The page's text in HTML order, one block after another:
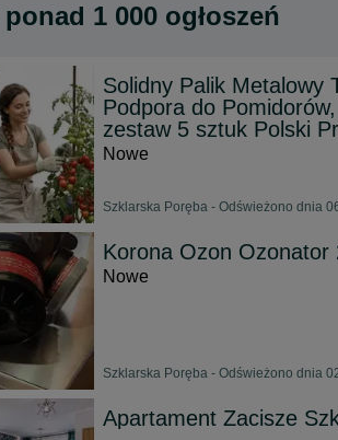
ponad 1 000 ogłoszeń
Solidny Palik Metalowy
Podpora do
zestaw 5 sztuk Polski
Nowe
Szklarska Poręba - Odświeżono dnia
Korona Ozon Ozonator
Nowe
Szklarska Poręba - Odświeżono dnia
Apartament Zacisze